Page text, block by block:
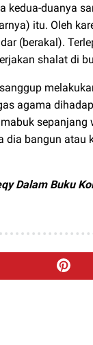
kedua-duanya
itu. Oleh
(berakal).
shalat di
agama
bangun atau
Dalam Buku